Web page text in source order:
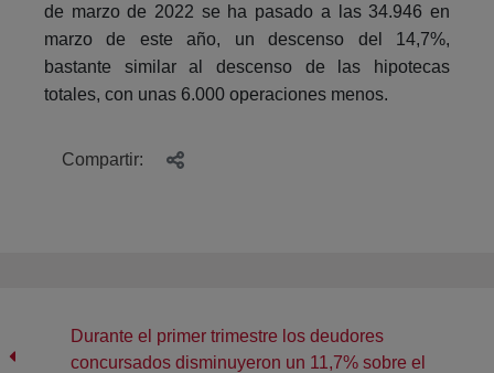
de marzo de 2022 se ha pasado a las 34.946 en
marzo de este año, un descenso del 14,7%,
bastante similar al descenso de las hipotecas
totales, con unas 6.000 operaciones menos.
Compartir:
Durante el primer trimestre los deudores
concursados disminuyeron un 11,7% sobre el